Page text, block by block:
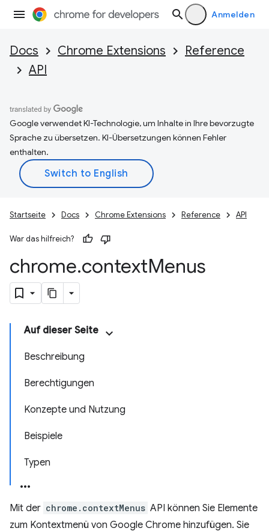
Anmelden
Docs Chrome Extensions
Reference
API
Google verwendet KI-Technologie, um Inhalte in Ihre bevorzugte
Sprache zu übersetzen. KI-Übersetzungen können Fehler
enthalten.
Startseite Docs Chrome Extensions Reference API
War das hilfreich?
chrome.contextMenus
Auf dieser Seite
Beschreibung
Berechtigungen
Konzepte und Nutzung
Beispiele
Typen
Mit der chrome.contextMenus API können Sie Elemente
zum Kontextmenü von Google Chrome hinzufügen. Sie